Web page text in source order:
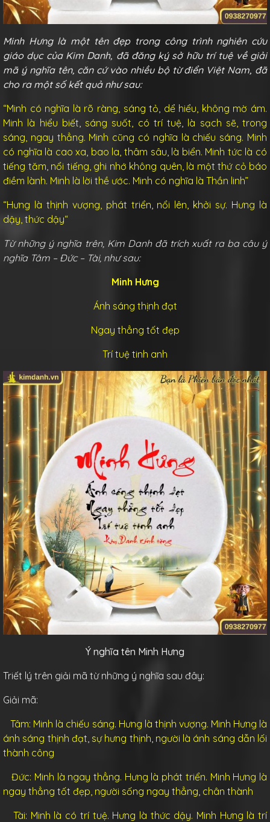
Minh Hưng là một tên đẹp trong công trình nghiên cứu
giáo dục của Kim Danh, đã đăng ký sở hữu trí tuệ về giải
mã ý nghĩa tên, căn cứ vào nhiều bộ từ điển Việt Nam, đã
cho ra một số kết quả như sau:
“Minh có nghĩa là rõ ràng, sáng tỏ, dể hiểu , không mờ ám.
Minh là hiểu biết, sáng suốt, có trí tuệ, là sạch sẽ, trong
sáng, ngay thẳng. Minh cũng có nghĩa là chiếu sáng. Minh
có nghĩa là cao xa, bao la, thâm sâu, là biển. Minh tức là có
tiếng tăm, nổi tiếng, ghi nhớ không quên, là một thứ cỏ báo
điềm lành. Minh là lời thề ước. Minh có nghĩa là Thần linh”
“Hưng là thịnh vượng, phát triển, nổi lên, khởi sự. Hưng là
dậy, thức dậy“
Từ những ý nghĩa trên, Kim Danh đã trích xuất ra ba câu ý
nghĩa Tâm – Đức – Tài, như sau:
Minh Hưng
Ánh sáng thịnh đạt
Ngay thẳng tốt đẹp
Trí tuệ tinh anh
Ý nghĩa tên Minh Hưng
Triết lý trên giải mã từ những ý nghĩa sau đây:
Giải mã:
Tâm: Minh là chiếu sáng. Hưng là thịnh vượng. Minh Hưng là
ánh sáng thịnh đạt, sự hưng thịnh, người là ánh sáng dẫn lối
thành công
Đức: Minh là ngay thẳng. Hưng là phát triển. Minh Hưng là
ngay thẳng tốt đẹp, người sống ngay thẳng, chân thành
Tài: Minh là có trí tuệ. Hưng là thức dậy. Minh Hưng là trí